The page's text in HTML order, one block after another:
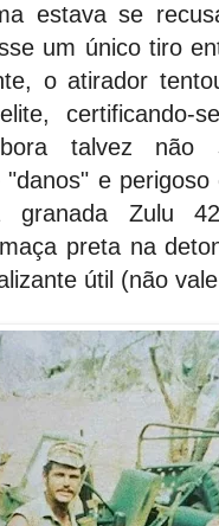
estava se
um único tiro
o atirador
certificando-
talvez não
"danos" e
granada Zulu
preta na
útil (não